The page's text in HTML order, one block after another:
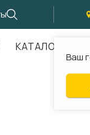
Ваш
КАТАЛОГ